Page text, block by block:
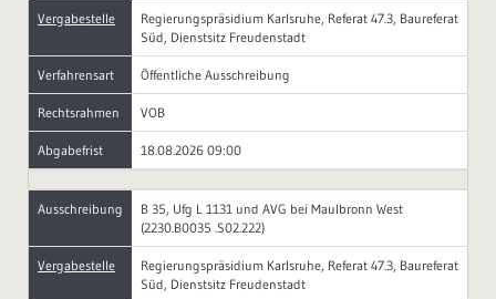
Vergabestelle
Regierungspräsidium Karlsruhe, Referat 47.3, Baureferat
Süd, Dienstsitz Freudenstadt
Verfahrensart Öffentliche Ausschreibung
Rechtsrahmen VOB
Abgabefrist 18.08.2026 09:00
Ausschreibung
B 35, Ufg L 1131 und AVG bei Maulbronn West
(2230.B0035 .S02.222)
Vergabestelle
Regierungspräsidium Karlsruhe, Referat 47.3, Baureferat
Süd, Dienstsitz Freudenstadt